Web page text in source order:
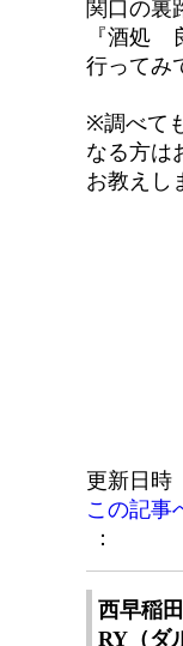
関口の裏
『酒処
行ってみ
※調べて
なる方は
お教えし
更新日時
この記事
：
西早稲
RY（ダ